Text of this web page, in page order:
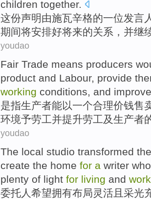
children together.
这份声明由施瓦辛格的一位发言
期间将安排好将来的关系 ， 并继
youdao
Fair Trade means producers
product and Labour, provide
working conditions, and improve
是指生产者能以一个合理价钱售
环境予劳工并提升劳工及生产者
youdao
The local studio transformed
create the home for a writer who
plenty of light for living and
委托人 希望拥有布局灵活 且采光